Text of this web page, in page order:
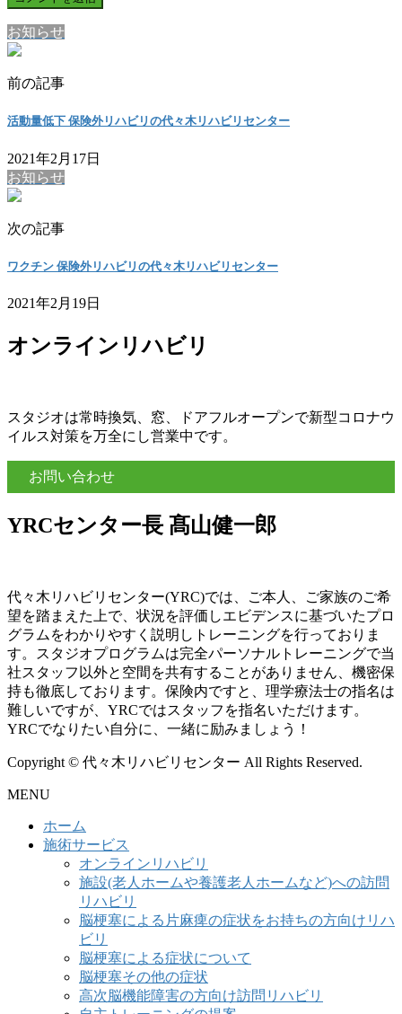
お知らせ
前の記事
活動量低下 保険外リハビリの代々木リハビリセンター
2021年2月17日
お知らせ
次の記事
ワクチン 保険外リハビリの代々木リハビリセンター
2021年2月19日
オンラインリハビリ
スタジオは常時換気、窓、ドアフルオープンで新型コロナウ
イルス対策を万全にし営業中です。
お問い合わせ
YRCセンター長 髙山健一郎
代々木リハビリセンター(YRC)では、ご本人、ご家族のご希
望を踏まえた上で、状況を評価しエビデンスに基づいたプロ
グラムをわかりやすく説明しトレーニングを行っておりま
す。スタジオプログラムは完全パーソナルトレーニングで当
社スタッフ以外と空間を共有することがありません、機密保
持も徹底しております。保険内ですと、理学療法士の指名は
難しいですが、YRCではスタッフを指名いただけます。
YRCでなりたい自分に、一緒に励みましょう！
Copyright © 代々木リハビリセンター All Rights Reserved.
MENU
ホーム
施術サービス
オンラインリハビリ
施設(老人ホームや養護老人ホームなど)への訪問
リハビリ
脳梗塞による片麻痺の症状をお持ちの方向けリハ
ビリ
脳梗塞による症状について
脳梗塞その他の症状
高次脳機能障害の方向け訪問リハビリ